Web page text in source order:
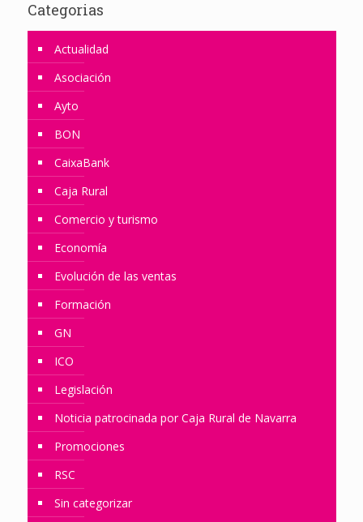
Categorias
Actualidad
Asociación
Ayto
BON
CaixaBank
Caja Rural
Comercio y turismo
Economía
Evolución de las ventas
Formación
GN
ICO
Legislación
Noticia patrocinada por Caja Rural de Navarra
Promociones
RSC
Sin categorizar